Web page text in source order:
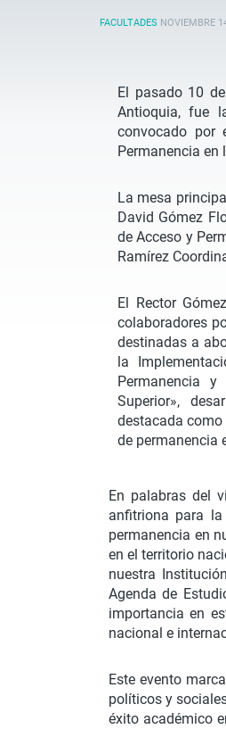
FACULTADES NOVIEMBRE
El pasado 10
Antioquia, fue
convocado por
Permanencia en
La mesa
David Gómez
de Acceso y
Ramírez
El Rector
colaboradores
destinadas a
la
Permanencia y
Superior»,
destacada
de permanencia
En palabras del
anfitriona para
permanencia en
en el territorio
nuestra
Agenda de
importancia en
nacional e
Este evento
políticos y
éxito académico